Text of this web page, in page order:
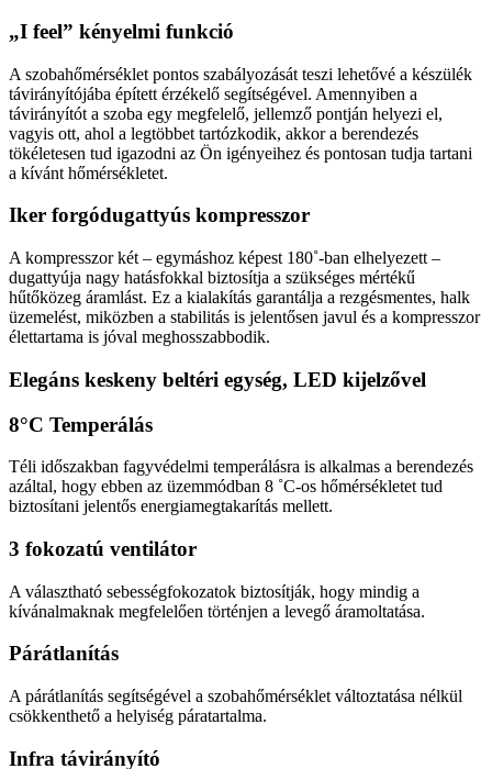
„I feel” kényelmi funkció
A szobahőmérséklet pontos szabályozását teszi lehetővé a készülék
távirányítójába épített érzékelő segítségével. Amennyiben a
távirányítót a szoba egy megfelelő, jellemző pontján helyezi el,
vagyis ott, ahol a legtöbbet tartózkodik, akkor a berendezés
tökéletesen tud igazodni az Ön igényeihez és pontosan tudja tartani
a kívánt hőmérsékletet.
Iker forgódugattyús kompresszor
A kompresszor két – egymáshoz képest 180˚-ban elhelyezett –
dugattyúja nagy hatásfokkal biztosítja a szükséges mértékű
hűtőközeg áramlást. Ez a kialakítás garantálja a rezgésmentes, halk
üzemelést, miközben a stabilitás is jelentősen javul és a kompresszor
élettartama is jóval meghosszabbodik.
Elegáns keskeny beltéri egység, LED kijelzővel
8°C Temperálás
Téli időszakban fagyvédelmi temperálásra is alkalmas a berendezés
azáltal, hogy ebben az üzemmódban 8 ˚C-os hőmérsékletet tud
biztosítani jelentős energiamegtakarítás mellett.
3 fokozatú ventilátor
A választható sebességfokozatok biztosítják, hogy mindig a
kívánalmaknak megfelelően történjen a levegő áramoltatása.
Párátlanítás
A párátlanítás segítségével a szobahőmérséklet változtatása nélkül
csökkenthető a helyiség páratartalma.
Infra távirányító